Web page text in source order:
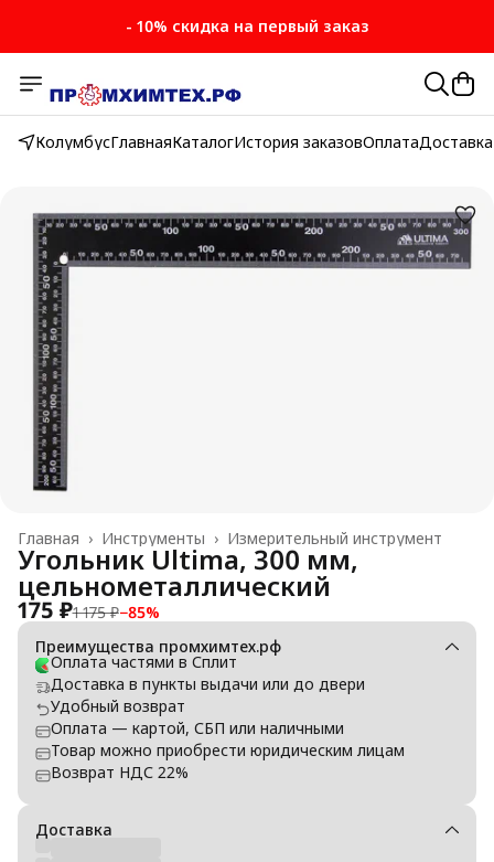
- 10% скидка на первый заказ
КолумбусГлавнаяКаталогИстория заказовОплатаДоставка
Измерительный инструмент
Инструменты ›
Главная ›
Угольник Ultima, 300 мм,
цельнометаллический
175 ₽1 175 ₽−85%
Преимущества промхимтех.рф
Оплата частями в Сплит
Доставка в пункты выдачи или до двери
Удобный возврат
Оплата — картой, СБП или наличными
Товар можно приобрести юридическим лицам
Возврат НДС 22%
Доставка